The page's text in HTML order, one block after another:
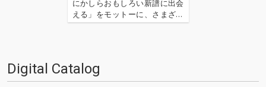
にかしらおもしろい新譜に出会
える」をモットーに、さまざま
な書き手が新譜(基本2〜3ヶ月タ
は、OTOTOYのニュー・カマ
ー・スタッ…
Digital Catalog